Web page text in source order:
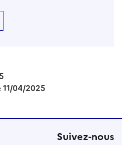
11/04/2025
Suivez-nous